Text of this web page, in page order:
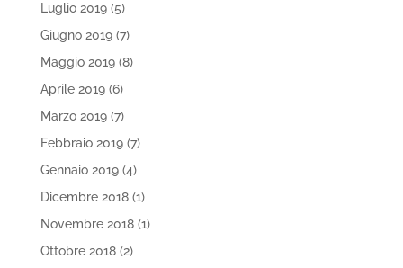
Luglio 2019(5)
Giugno 2019(7)
Maggio 2019(8)
Aprile 2019(6)
Marzo 2019(7)
Febbraio 2019(7)
Gennaio 2019(4)
Dicembre 2018(1)
Novembre 2018(1)
Ottobre 2018(2)